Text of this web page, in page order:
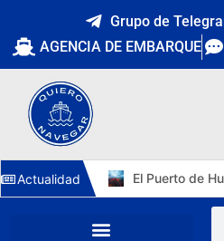
Grupo de
AGENCIA DE EMBARQUE
Actualidad
Cuatro nuevos capitanes marítimos: la DGMM refuerza la promoción interna y Málaga estrena primera capitana